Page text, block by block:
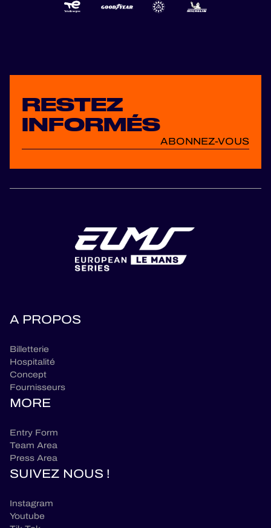
RESTEZ
INFORMÉS
ABONNEZ-VOUS
A PROPOS
Billetterie
Hospitalité
Concept
Fournisseurs
MORE
Entry Form
Team Area
Press Area
SUIVEZ NOUS !
Instagram
Youtube